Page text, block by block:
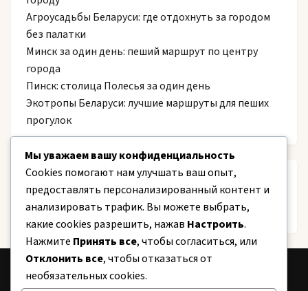
Агроусадьбы Беларуси: где отдохнуть за городом
без палатки
Минск за один день: пеший маршрут по центру
города
Пинск: столица Полесья за один день
Экотропы Беларуси: лучшие маршруты для пеших
прогулок
Recent Comments
Нет комментариев для просмотра.
Мы уважаем вашу конфиденциальность
Cookies помогают нам улучшать ваш опыт,
предоставлять персонализированный контент и
анализировать трафик. Вы можете выбрать,
какие cookies разрешить, нажав Настроить.
Нажмите Принять все, чтобы согласиться, или
Отклонить все, чтобы отказаться от
необязательных cookies.